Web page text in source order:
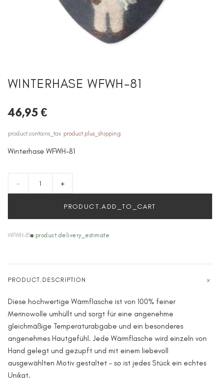
WINTERHASE WFWH-81
46,95 €
product.contains_tax product.plus_shipping
Winterhase WFWH-81
- +
PRODUCT.ADD_TO_CART
WFWH-81 product.delivery_estimate
PRODUCT.DESCRIPTION
Diese hochwertige Wärmflasche ist von 100% feiner
Merinowolle umhüllt und sorgt für eine angenehme
gleichmäßige Temperaturabgabe und ein besonderes
angenehmes Hautgefühl. Jede Wärmflasche wird einzeln von
Hand gelegt und gezupft und mit einem liebevoll
ausgewählten Motiv gestaltet – so ist jedes Stück ein echtes
Unikat.